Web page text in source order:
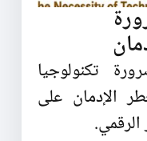
تكنولوجيا
الإدمان على